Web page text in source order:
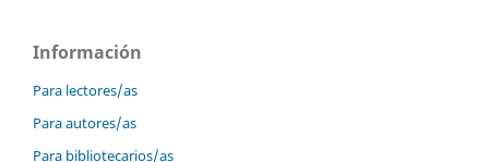
Información
Para lectores/as
Para autores/as
Para bibliotecarios/as